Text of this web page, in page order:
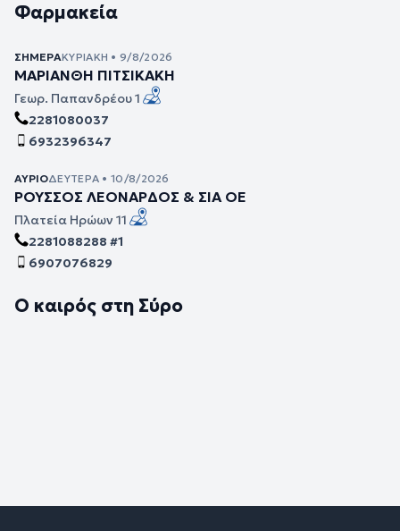
Φαρμακεία
ΣΉΜΕΡΑΚΥΡΙΑΚΉ • 9/8/2026
ΜΑΡΙΑΝΘΗ ΠΙΤΣΙΚΑΚΗ
Γεωρ. Παπανδρέου 1
2281080037
6932396347
ΑΎΡΙΟΔΕΥΤΈΡΑ • 10/8/2026
ΡΟΥΣΣΟΣ ΛΕΟΝΑΡΔΟΣ & ΣΙΑ ΟΕ
Πλατεία Ηρώων 11
2281088288 #1
6907076829
Ο καιρός στη Σύρο